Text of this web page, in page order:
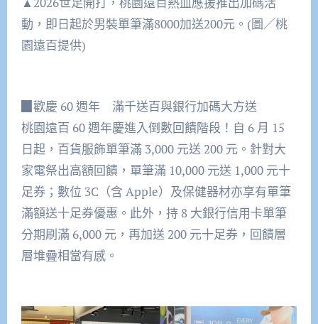
動，即日起於男裝單筆滿8000加送200元。(圖／桃
園遠百提供)
▉歡慶 60 週年 滿千送百與銀行加碼大方送
桃園遠百 60 週年慶進入倒數回饋階段！自 6 月 15
日起，百貨服飾單筆滿 3,000 元送 200 元。針對大
家電祭出高額回饋，單筆滿 10,000 元送 1,000 元十
足券；數位 3C（含 Apple）及保健器材亦享有單筆
滿額送十足券優惠。此外，持 8 大銀行信用卡單筆
分期刷滿 6,000 元，再加送 200 元十足券，回饋層
層堆疊相當有感。